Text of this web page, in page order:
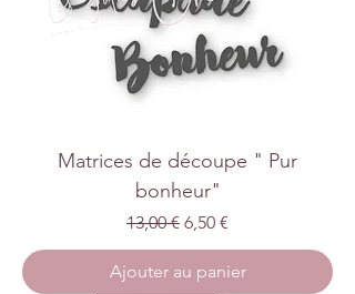
Matrices de découpe " Pur
bonheur"
Prix original
13,00 € Prix promotionnel
6,50 €
Ajouter au panier